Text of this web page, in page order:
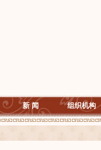
新 闻 组织机构